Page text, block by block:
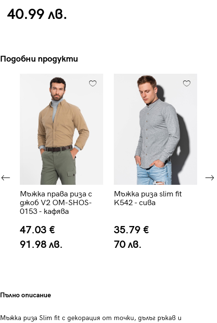
40.99 лв.
Подобни продукти
Мъжка права риза с
джоб V2 OM-SHOS-
0153 - кафява
47.03 €
91.98 лв.
Мъжка риза slim fit
K542 - сива
35.79 €
70 лв.
Пълно описание
Мъжка риза Slim fit с декорация от точки, дълъг ръкав и